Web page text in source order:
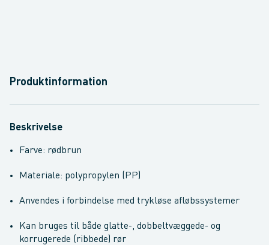
Produktinformation
Beskrivelse
Farve: rødbrun
Materiale: polypropylen (PP)
Anvendes i forbindelse med trykløse afløbssystemer
Kan bruges til både glatte-, dobbeltvæggede- og
korrugerede (ribbede) rør